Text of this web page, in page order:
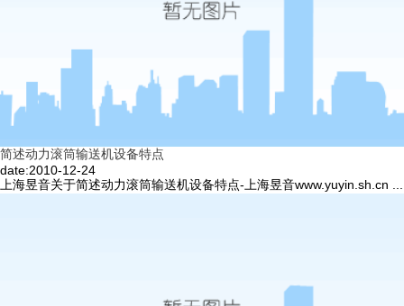
简述动力滚筒输送机设备特点
date:2010-12-24
上海昱音关于简述动力滚筒输送机设备特点-上海昱音www.yuyin.sh.cn ...